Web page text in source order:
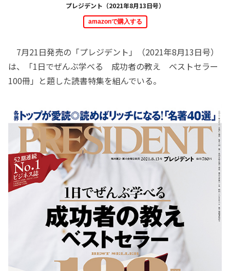
プレジデント（2021年8月13日号）
amazonで購入する
7月21日発売の「プレジデント」（2021年8月13日号）
は、「1日でぜんぶ学べる 成功者の教え ベストセラー
100冊」と題した読書特集を組んでいる。